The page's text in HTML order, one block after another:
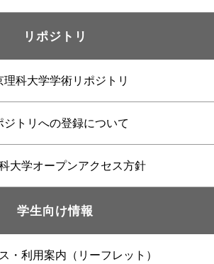
リポジトリ
理科大学学術リポジトリ
ジトリへの登録について
大学オープンアクセス方針
学生向け情報
・利用案内（リーフレット）